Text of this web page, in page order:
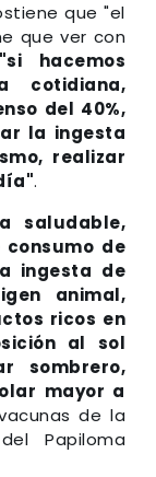
que "el
que ver con
"si hacemos
cotidiana,
del 40%,
la ingesta
realizar
.
saludable,
de
ingesta de
animal,
ricos en
al sol
sombrero,
mayor a
de la
Papiloma